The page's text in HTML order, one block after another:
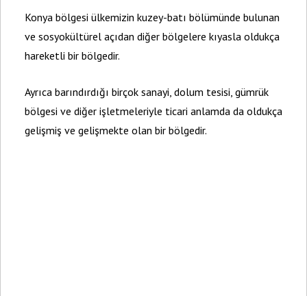
Konya bölgesi ülkemizin kuzey-batı bölümünde bulunan
ve sosyokültürel açıdan diğer bölgelere kıyasla oldukça
hareketli bir bölgedir.
Ayrıca barındırdığı birçok sanayi, dolum tesisi, gümrük
bölgesi ve diğer işletmeleriyle ticari anlamda da oldukça
gelişmiş ve gelişmekte olan bir bölgedir.